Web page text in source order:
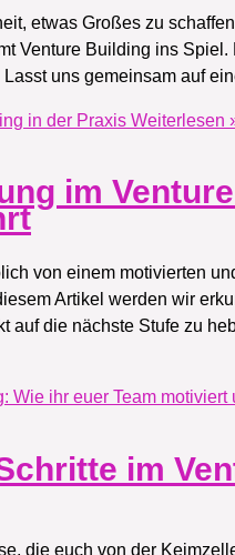
etwas Großes zu
Venture Building ins
uns gemeinsam auf
in der Praxis Weiterlesen
im
von einem motivierten
Artikel werden wir
auf die nächste Stufe zu
Wie ihr euer Team motiviert
im
die euch von der